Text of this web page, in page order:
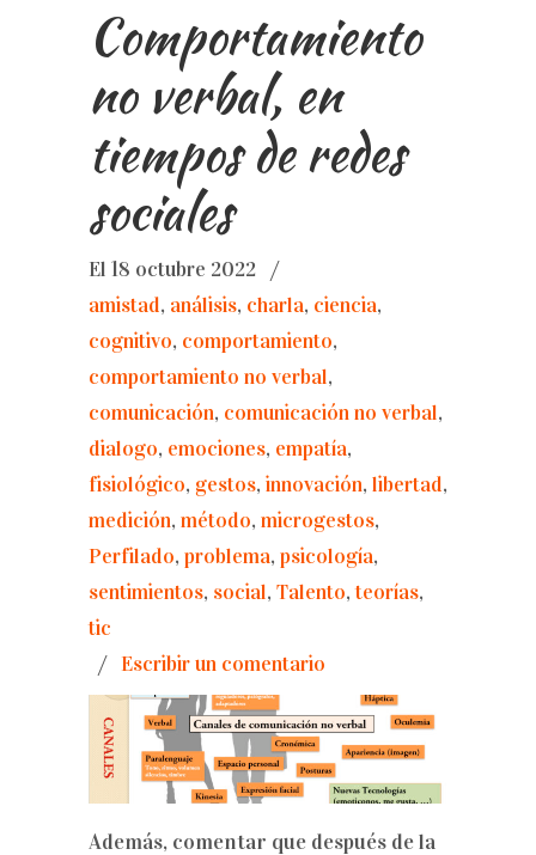
Comportamiento
no verbal, en
tiempos de redes
sociales
El 18 octubre 2022
/
amistad, análisis, charla, ciencia,
cognitivo, comportamiento,
comportamiento no verbal,
comunicación, comunicación no verbal,
dialogo, emociones, empatía,
fisiológico, gestos, innovación, libertad,
medición, método, microgestos,
Perfilado, problema, psicología,
sentimientos, social, Talento,teorías,
tic
/ Escribir un comentario
Además, comentar que después de la